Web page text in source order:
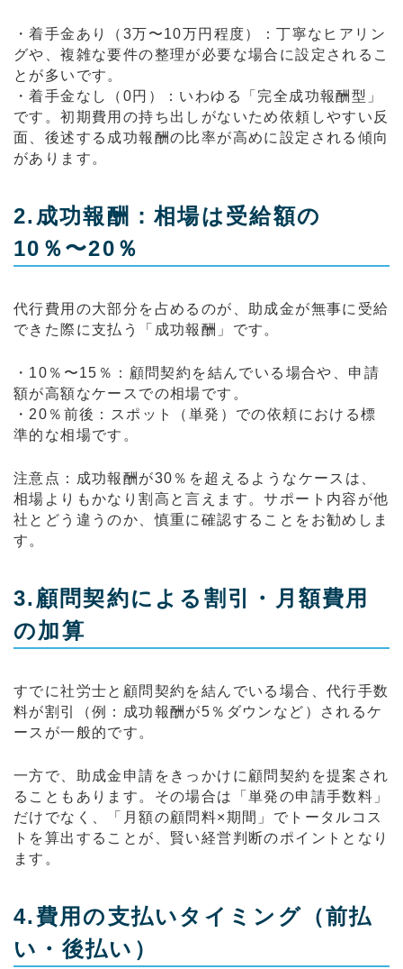
・着手金あり（3万〜10万円程度）：丁寧なヒアリン
グや、複雑な要件の整理が必要な場合に設定されるこ
とが多いです。
・着手金なし（0円）：いわゆる「完全成功報酬型」
です。初期費用の持ち出しがないため依頼しやすい反
面、後述する成功報酬の比率が高めに設定される傾向
があります。
2.成功報酬：相場は受給額の
10％〜20％
代行費用の大部分を占めるのが、助成金が無事に受給
できた際に支払う「成功報酬」です。
・10％〜15％：顧問契約を結んでいる場合や、申請
額が高額なケースでの相場です。
・20％前後：スポット（単発）での依頼における標
準的な相場です。
注意点：成功報酬が30％を超えるようなケースは、
相場よりもかなり割高と言えます。サポート内容が他
社とどう違うのか、慎重に確認することをお勧めしま
す。
3.顧問契約による割引・月額費用
の加算
すでに社労士と顧問契約を結んでいる場合、代行手数
料が割引（例：成功報酬が5％ダウンなど）されるケ
ースが一般的です。
一方で、助成金申請をきっかけに顧問契約を提案され
ることもあります。その場合は「単発の申請手数料」
だけでなく、「月額の顧問料×期間」でトータルコス
トを算出することが、賢い経営判断のポイントとなり
ます。
4.費用の支払いタイミング（前払
い・後払い）